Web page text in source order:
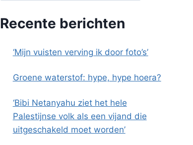
Recente berichten
‘Mijn vuisten verving ik door foto’s’
Groene waterstof: hype, hype hoera?
‘Bibi Netanyahu ziet het hele
Palestijnse volk als een vijand die
uitgeschakeld moet worden’